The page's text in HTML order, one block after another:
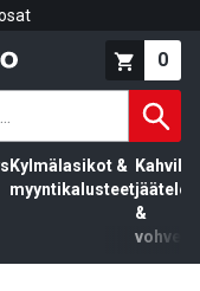
0
Kylmälasikot &
myyntikalusteet
Kahvila,
jäätelö
&
vohvelit